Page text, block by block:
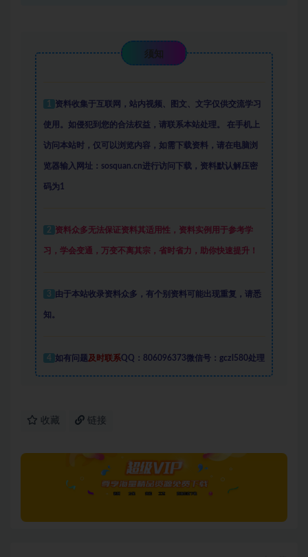
须知
1 资料收集于互联网 ， 站内视频、图文、文字仅供交流学习
使用。如侵犯到您的合法权益，请联系本站处理。 在手机上
访问本站时，仅可以浏览内容，如需下载资料，请在电脑浏
览器输入网址：sosquan.cn进行访问下载， 资料默认解压密
码为1
2 资料众多无法保证资料其适用性，资料实例 用于参考学
习，学会变通，万变不离其宗，省时省力，助你快速提升！
3 由于本站收录资料众多，有个别资料可能出现重复，请悉
知。
4 如有问题及时联系QQ：806096373微信号：gczl580处理
收藏 链接